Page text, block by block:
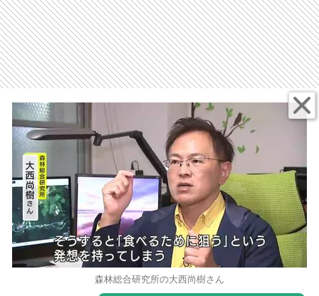
森林総合研究所の大西尚樹さん